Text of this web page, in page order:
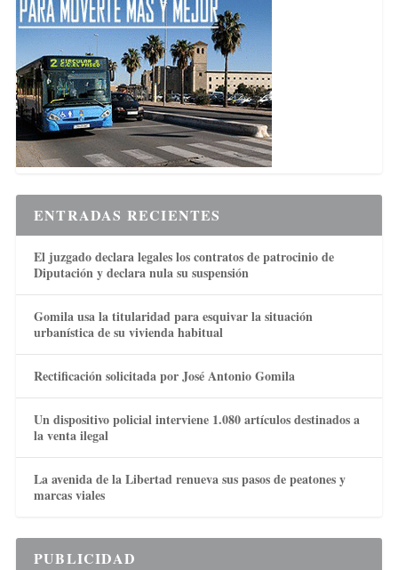
ENTRADAS RECIENTES
El juzgado declara legales los contratos de patrocinio de
Diputación y declara nula su suspensión
Gomila usa la titularidad para esquivar la situación
urbanística de su vivienda habitual
Rectificación solicitada por José Antonio Gomila
Un dispositivo policial interviene 1.080 artículos destinados a
la venta ilegal
La avenida de la Libertad renueva sus pasos de peatones y
marcas viales
PUBLICIDAD